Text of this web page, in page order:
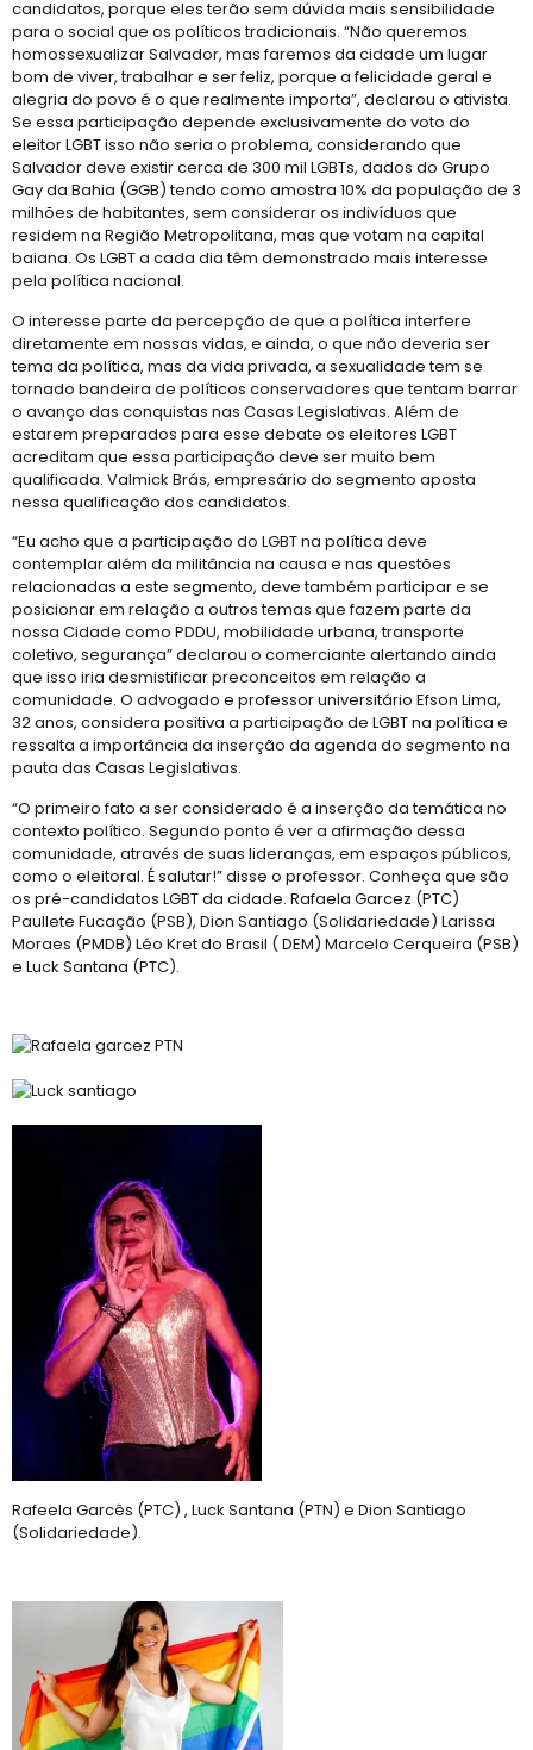
candidatos, porque eles terão sem dúvida mais sensibilidade
para o social que os políticos tradicionais. “Não queremos
homossexualizar Salvador, mas faremos da cidade um lugar
bom de viver, trabalhar e ser feliz, porque a felicidade geral e
alegria do povo é o que realmente importa”, declarou o ativista.
Se essa participação depende exclusivamente do voto do
eleitor LGBT isso não seria o problema, considerando que
Salvador deve existir cerca de 300 mil LGBTs, dados do Grupo
Gay da Bahia (GGB) tendo como amostra 10% da população de 3
milhões de habitantes, sem considerar os indivíduos que
residem na Região Metropolitana, mas que votam na capital
baiana. Os LGBT a cada dia têm demonstrado mais interesse
pela política nacional.
O interesse parte da percepção de que a política interfere
diretamente em nossas vidas, e ainda, o que não deveria ser
tema da política, mas da vida privada, a sexualidade tem se
tornado bandeira de políticos conservadores que tentam barrar
o avanço das conquistas nas Casas Legislativas. Além de
estarem preparados para esse debate os eleitores LGBT
acreditam que essa participação deve ser muito bem
qualificada. Valmick Brás, empresário do segmento aposta
nessa qualificação dos candidatos.
“Eu acho que a participação do LGBT na política deve
contemplar além da militância na causa e nas questões
relacionadas a este segmento, deve também participar e se
posicionar em relação a outros temas que fazem parte da
nossa Cidade como PDDU, mobilidade urbana, transporte
coletivo, segurança” declarou o comerciante alertando ainda
que isso iria desmistificar preconceitos em relação a
comunidade. O advogado e professor universitário Efson Lima,
32 anos, considera positiva a participação de LGBT na política e
ressalta a importância da inserção da agenda do segmento na
pauta das Casas Legislativas.
“O primeiro fato a ser considerado é a inserção da temática no
contexto político. Segundo ponto é ver a afirmação dessa
comunidade, através de suas lideranças, em espaços públicos,
como o eleitoral. É salutar!” disse o professor. Conheça que são
os pré-candidatos LGBT da cidade. Rafaela Garcez (PTC)
Paullete Fucação (PSB), Dion Santiago (Solidariedade) Larissa
Moraes (PMDB) Léo Kret do Brasil ( DEM) Marcelo Cerqueira (PSB)
e Luck Santana (PTC).
Rafeela Garcês (PTC) , Luck Santana (PTN) e Dion Santiago
(Solidariedade).